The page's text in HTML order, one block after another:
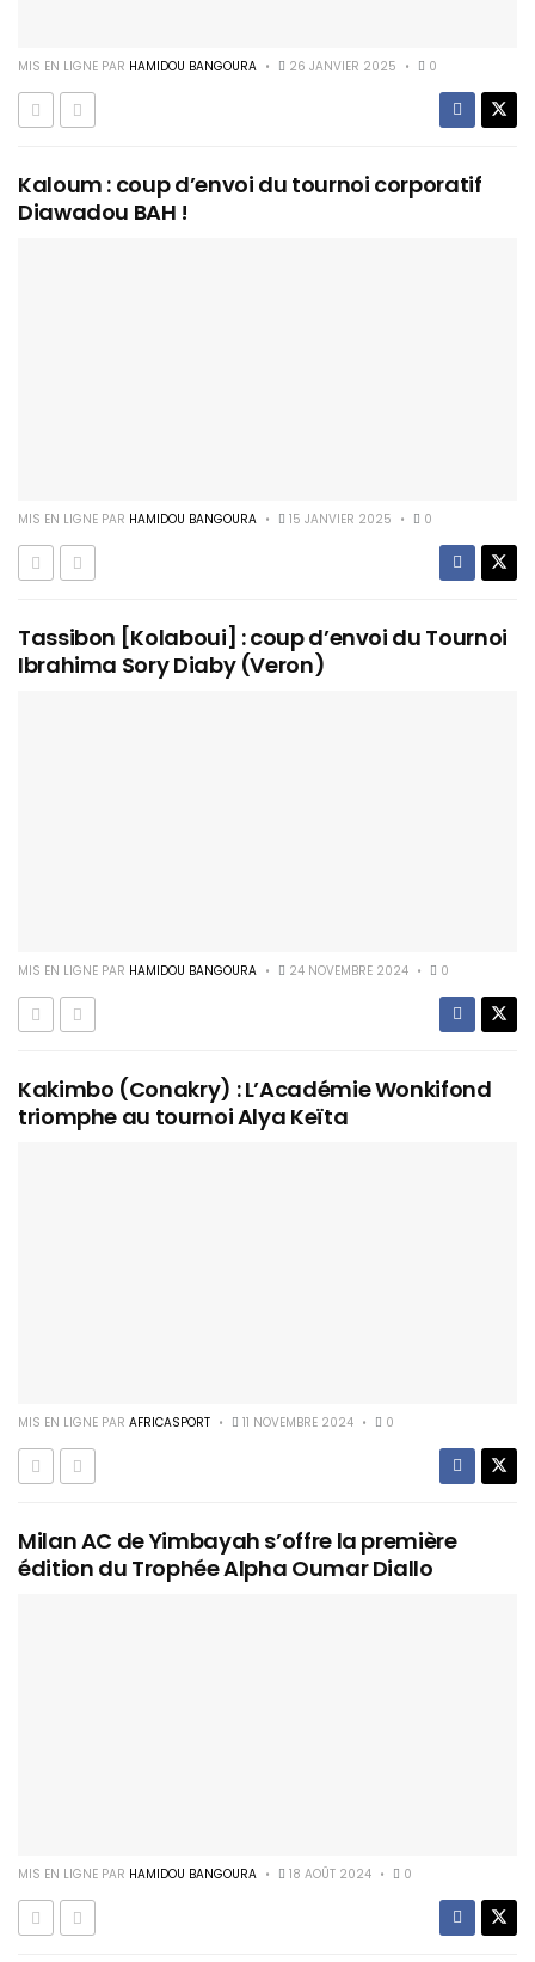
MIS EN LIGNE PAR HAMIDOU BANGOURA 26 JANVIER 2025 0
Kaloum : coup d’envoi du tournoi corporatif
Diawadou BAH !
MIS EN LIGNE PAR HAMIDOU BANGOURA 15 JANVIER 2025 0
Tassibon [Kolaboui] : coup d’envoi du Tournoi
Ibrahima Sory Diaby (Veron)
MIS EN LIGNE PAR HAMIDOU BANGOURA 24 NOVEMBRE 2024 0
Kakimbo (Conakry) : L’Académie Wonkifond
triomphe au tournoi Alya Keïta
MIS EN LIGNE PAR AFRICASPORT 11 NOVEMBRE 2024 0
Milan AC de Yimbayah s’offre la première
édition du Trophée Alpha Oumar Diallo
MIS EN LIGNE PAR HAMIDOU BANGOURA 18 AOÛT 2024 0